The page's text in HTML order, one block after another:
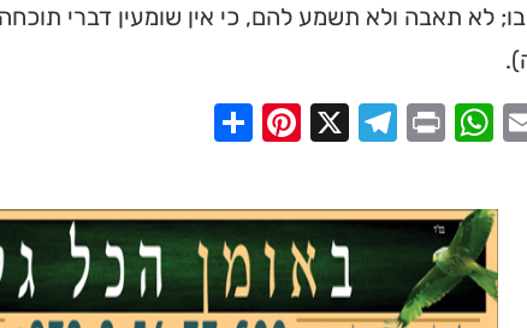
לא תאבה ולא תשמע להם, כי אין שומעין דברי
Email
WhatsApp
Print
Telegram
Pinterest